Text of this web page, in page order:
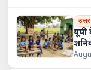
उत्तर
यूपी